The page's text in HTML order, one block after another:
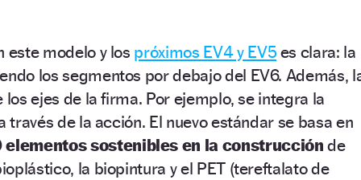
este modelo y los próximos EV4 y EV5 es clara: la
los segmentos por debajo del EV6. Además,
ejes de la firma. Por ejemplo, se integra la
través de la acción. El nuevo estándar se basa en
elementos sostenibles en la construcción de
la biopintura y el PET (tereftalato de